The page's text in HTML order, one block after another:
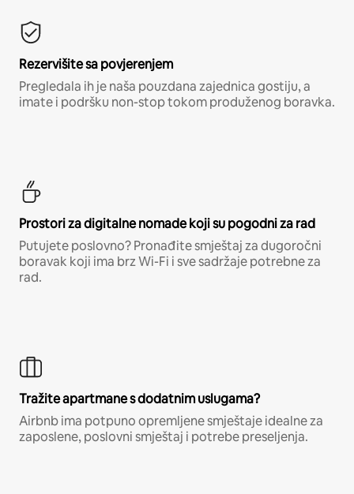
Rezervišite sa povjerenjem
Pregledala ih je naša pouzdana zajednica gostiju, a
imate i podršku non-stop tokom produženog boravka.
Prostori za digitalne nomade koji su pogodni za rad
Putujete poslovno? Pronađite smještaj za dugoročni
boravak koji ima brz Wi-Fi i sve sadržaje potrebne za
rad.
Tražite apartmane s dodatnim uslugama?
Airbnb ima potpuno opremljene smještaje idealne za
zaposlene, poslovni smještaj i potrebe preseljenja.